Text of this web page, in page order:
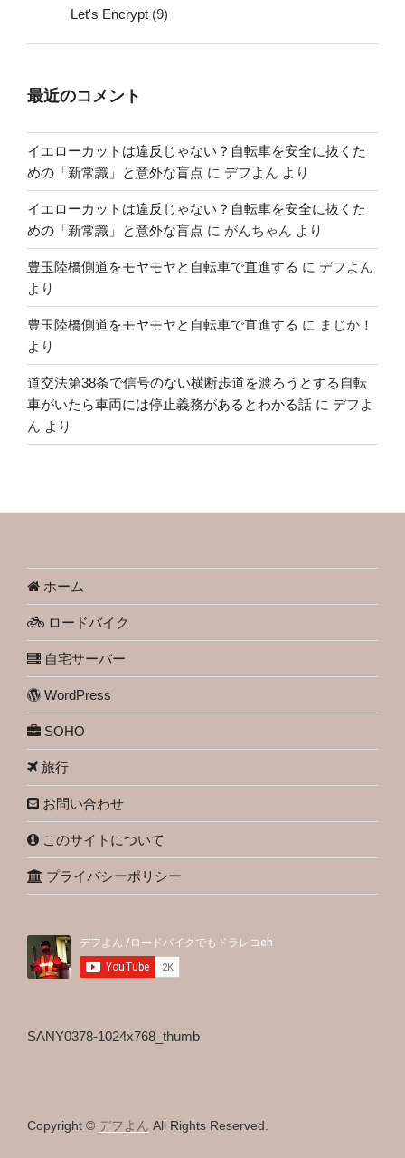
Let's Encrypt (9)
最近のコメント
イエローカットは違反じゃない？自転車を安全に抜くた
めの「新常識」と意外な盲点 に デフよん より
イエローカットは違反じゃない？自転車を安全に抜くた
めの「新常識」と意外な盲点 に がんちゃん より
豊玉陸橋側道をモヤモヤと自転車で直進する に デフよん
より
豊玉陸橋側道をモヤモヤと自転車で直進する に まじか！
より
道交法第38条で信号のない横断歩道を渡ろうとする自転
車がいたら車両には停止義務があるとわかる話 に デフよ
ん より
ホーム
ロードバイク
自宅サーバー
WordPress
SOHO
旅行
お問い合わせ
このサイトについて
プライバシーポリシー
SANY0378-1024x768_thumb
Copyright © デフよん All Rights Reserved.